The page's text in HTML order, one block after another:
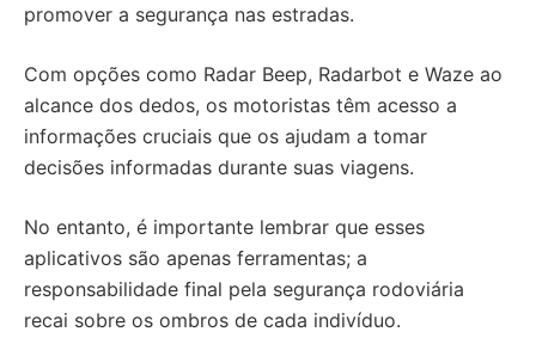
promover a segurança nas estradas.
Com opções como Radar Beep, Radarbot e Waze ao
alcance dos dedos, os motoristas têm acesso a
informações cruciais que os ajudam a tomar
decisões informadas durante suas viagens.
No entanto, é importante lembrar que esses
aplicativos são apenas ferramentas; a
responsabilidade final pela segurança rodoviária
recai sobre os ombros de cada indivíduo.